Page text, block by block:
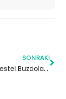
SONRAKI
Başakşehir Vestel Buzdolabı Servisi – 7/24 Teknik Servis